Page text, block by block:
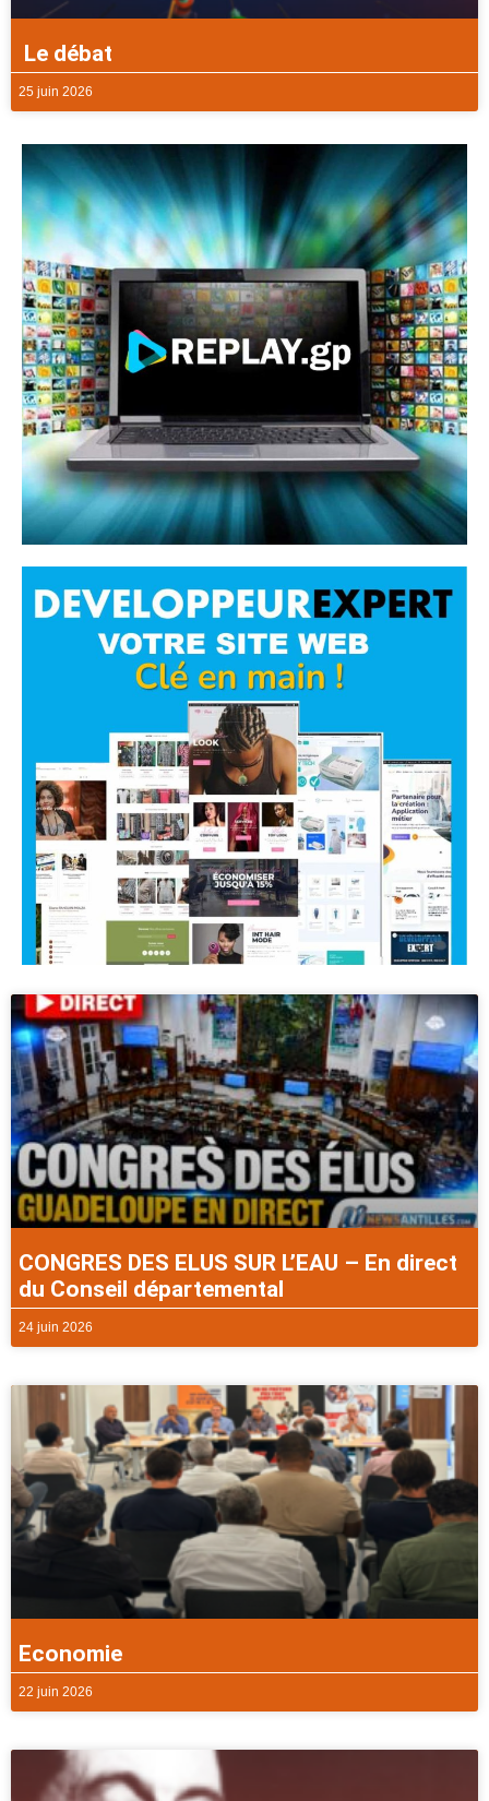
Le débat
25 juin 2026
CONGRES DES ELUS SUR L’EAU – En direct
du Conseil départemental
24 juin 2026
Economie
22 juin 2026